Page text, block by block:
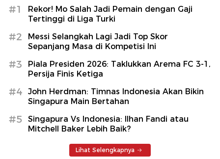
#1
Rekor! Mo Salah Jadi Pemain dengan Gaji
Tertinggi di Liga Turki
#2
Messi Selangkah Lagi Jadi Top Skor
Sepanjang Masa di Kompetisi Ini
#3
Piala Presiden 2026: Taklukkan Arema FC 3-1,
Persija Finis Ketiga
#4
John Herdman: Timnas Indonesia Akan Bikin
Singapura Main Bertahan
#5
Singapura Vs Indonesia: Ilhan Fandi atau
Mitchell Baker Lebih Baik?
Lihat Selengkapnya